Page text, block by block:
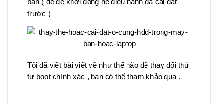
bạn ( để để khởi động hệ điều hành đã cài đặt
trước )
Tôi đã viết bài viết về như thế nào để thay đổi thứ
tự boot chính xác , bạn có thể tham khảo qua .